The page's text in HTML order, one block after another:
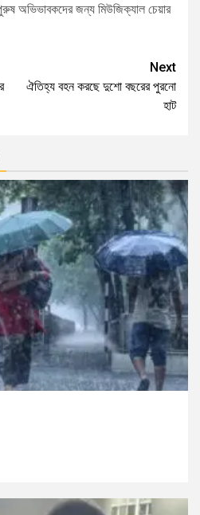
অভিভাবকদের জন্য মিউজিক্যাল চেয়ার
Next
ঐতিহ্য বহন করছে দুশো বছরের পুরনো
হাট